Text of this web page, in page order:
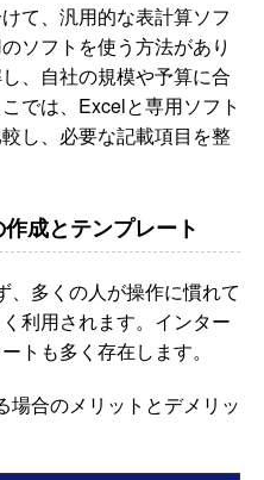
て、汎用的な表計算ソフ
ソフトを使う方法があり
、自社の規模や予算に合
では、Excelと専用ソフト
し、必要な記載項目を整
成とテンプレート
、多くの人が操作に慣れて
利用されます。インター
トも多く存在します。
場合のメリットとデメリッ